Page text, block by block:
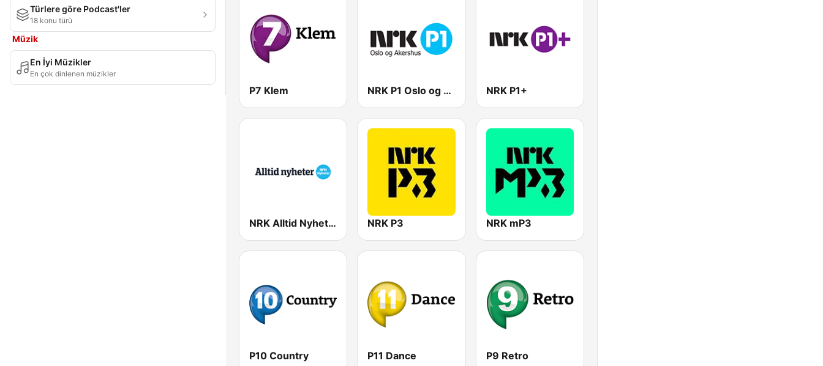
Türlere göre Podcast'ler
18 konu türü
Müzik
En İyi Müzikler
En çok dinlenen müzikler
P7 Klem NRK P1 Oslo og Akershus NRK P1+
NRK Alltid Nyheter NRK P3 NRK mP3
P10 Country P11 Dance P9 Retro